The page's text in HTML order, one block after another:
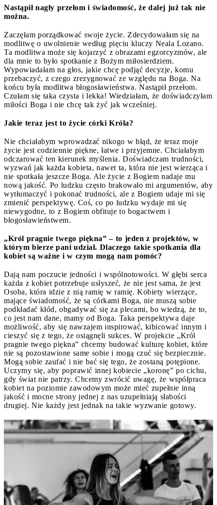
Nastąpił nagły przełom i świadomość, że dalej już tak nie
można.
Zaczęłam porządkować swoje życie. Zdecydowałam się na
modlitwę o uwolnienie według pięciu kluczy Neala Lozano.
Ta modlitwa może się kojarzyć z obrazami egzorcyzmów, ale
dla mnie to było spotkanie z Bożym miłosierdziem.
Wypowiadałam na głos, jakie chcę podjąć decyzje, komu
przebaczyć, z czego zrezygnować ze względu na Boga. Na
końcu była modlitwa błogosławieństwa. Nastąpił przełom.
Czułam się taka czysta i lekka! Wiedziałam, że doświadczyłam
miłości Boga i nie chcę tak żyć jak wcześniej.
Jakie teraz jest to życie córki Króla?
Nie chciałabym wprowadzać nikogo w błąd, że teraz moje
życie jest codziennie piękne, łatwe i przyjemne. Chciałabym
odczarować ten kierunek myślenia. Doświadczam trudności,
wyzwań jak każda kobieta, nawet ta, która nie jest wierząca i
nie spotkała jeszcze Boga. Ale życie z Bogiem nadaje mu
nową jakość. Po ludzku często brakowało mi argumentów, aby
wytłumaczyć i pokonać trudności, ale z Bogiem udaje mi się
zmienić perspektywę. Coś, co po ludzku wydaje mi się
niewygodne, to z Bogiem obfituje to bogactwem i
błogosławieństwem.
„Król pragnie twego piękna” – to jeden z projektów, w
którym bierze pani udział. Dlaczego takie spotkania dla
kobiet są ważne i w czym mogą nam pomóc?
Dają nam poczucie jedności i wspólnotowości. W głębi serca
każda z kobiet potrzebuje usłyszeć, że nie jest sama, że jest
Osoba, która idzie z nią ramię w ramię. Kobiety wierzące,
mające świadomość, że są córkami Boga, nie muszą sobie
podkładać kłód, obgadywać się za plecami, bo wiedzą, że to,
co jest nam dane, mamy od Boga. Taka perspektywa daje
możliwość, aby się nawzajem inspirować, kibicować innym i
cieszyć się z tego, że osiągnęli sukces. W projekcie „Król
pragnie twego piękna” chcemy budować kulturę kobiet, które
nie są pozostawione same sobie i mogą czuć się bezpiecznie.
Mogą sobie zaufać i nie bać się tego, że zostaną potępione.
Uczymy się, aby poprawić innej kobiecie „koronę” po cichu,
gdy świat nie patrzy. Chcemy zwrócić uwagę, że współpraca
kobiet na poziomie zawodowym może mieć zupełnie inną
jakość i mocne strony jednej z nas uzupełniają słabości
drugiej. Nie każdy jest jednak na takie wyzwanie gotowy.